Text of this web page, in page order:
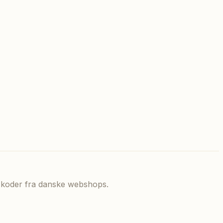
fra danske webshops.